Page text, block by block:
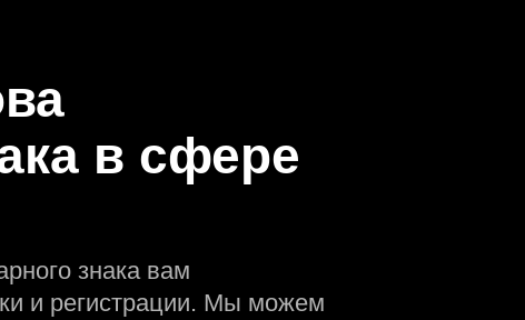
в сфере
знака вам
и регистрации. Мы можем